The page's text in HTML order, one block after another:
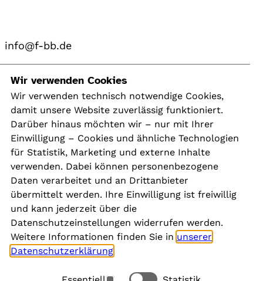
info@f-bb.de
Navigation
Kontakt
Presse
Aktuelles
Karriere
Newsletter
Social Media
Wir verwenden Cookies
Wir verwenden technisch notwendige Cookies,
damit unsere Website zuverlässig funktioniert.
Darüber hinaus möchten wir – nur mit Ihrer
Einwilligung – Cookies und ähnliche Technologien
für Statistik, Marketing und externe Inhalte
verwenden. Dabei können personenbezogene
Daten verarbeitet und an Drittanbieter
übermittelt werden. Ihre Einwilligung ist freiwillig
und kann jederzeit über die
Datenschutzeinstellungen widerrufen werden.
Weitere Informationen finden Sie in unserer
Datenschutzerklärung